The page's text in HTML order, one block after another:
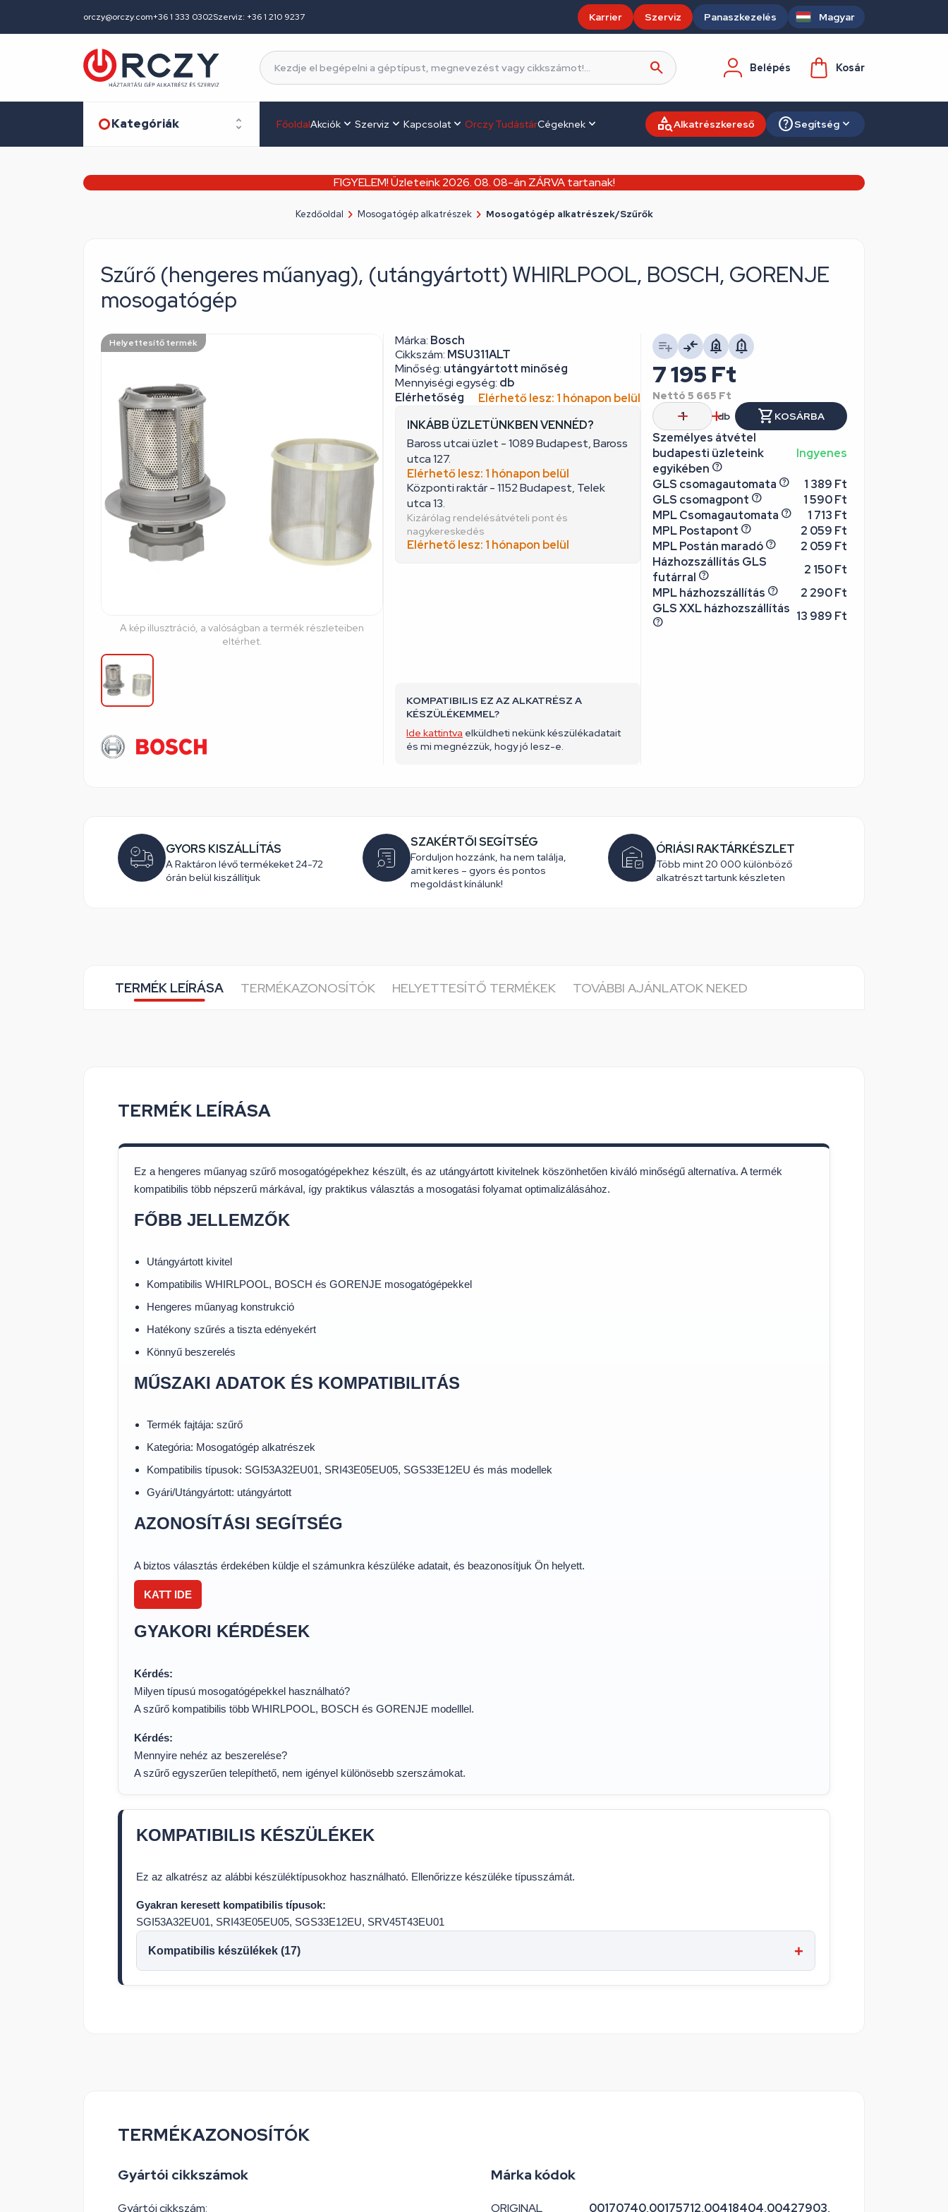
orczy@orczy.com+36 1 333 0302Szerviz: +36 1 210 9237 Karrier Szerviz Panaszkezelés Magyar
Belépés Kosár
Kategóriák FőoldalAkciók Szerviz Kapcsolat Orczy TudástárCégeknek Alkatrészkereső Segítség
FIGYELEM! Üzleteink 2026. 08. 08-án ZÁRVA tartanak!
Kezdőoldal Mosogatógép alkatrészek Mosogatógép alkatrészek/Szűrők
Szűrő (hengeres műanyag), (utángyártott) WHIRLPOOL, BOSCH, GORENJE
mosogatógép
A kép illusztráció, a valóságban a termék részleteiben
eltérhet.
Helyettesítő termék Márka: Bosch
Cikkszám: MSU311ALT
Minőség: utángyártott minőség
Mennyiségi egység: db
Elérhetőség
Elérhető lesz: 1 hónapon belül
INKÁBB ÜZLETÜNKBEN VENNÉD?
Baross utcai üzlet - 1089 Budapest, Baross
utca 127.
Elérhető lesz: 1 hónapon belül
Központi raktár - 1152 Budapest, Telek
utca 13.
Kizárólag rendelésátvételi pont és
nagykereskedés
Elérhető lesz: 1 hónapon belül
KOMPATIBILIS EZ AZ ALKATRÉSZ A
KÉSZÜLÉKEMMEL?
Ide kattintva elküldheti nekünk készülékadatait
és mi megnézzük, hogy jó lesz-e.
7 195 Ft
Nettó 5 665 Ft
db
KOSÁRBA
Személyes átvétel
budapesti üzleteink
egyikében
Ingyenes
GLS csomagautomata
1 389 Ft
GLS csomagpont
1 590 Ft
MPL Csomagautomata
1 713 Ft
MPL Postapont
2 059 Ft
MPL Postán maradó
2 059 Ft
Házhozszállítás GLS
futárral
2 150 Ft
MPL házhozszállítás
2 290 Ft
GLS XXL házhozszállítás
13 989 Ft
GYORS KISZÁLLÍTÁS
A Raktáron lévő termékeket 24-72
órán belül kiszállítjuk
SZAKÉRTŐI SEGÍTSÉG
Forduljon hozzánk, ha nem találja,
amit keres – gyors és pontos
megoldást kínálunk!
ÓRIÁSI RAKTÁRKÉSZLET
Több mint 20 000 különböző
alkatrészt tartunk készleten
TERMÉK LEÍRÁSA TERMÉKAZONOSÍTÓK HELYETTESÍTŐ TERMÉKEK TOVÁBBI AJÁNLATOK NEKED
TERMÉK LEÍRÁSA
Ez a hengeres műanyag szűrő mosogatógépekhez készült, és az utángyártott kivitelnek köszönhetően kiváló minőségű alternatíva. A termék
kompatibilis több népszerű márkával, így praktikus választás a mosogatási folyamat optimalizálásához.
FŐBB JELLEMZŐK
Utángyártott kivitel
Kompatibilis WHIRLPOOL, BOSCH és GORENJE mosogatógépekkel
Hengeres műanyag konstrukció
Hatékony szűrés a tiszta edényekért
Könnyű beszerelés
MŰSZAKI ADATOK ÉS KOMPATIBILITÁS
Termék fajtája: szűrő
Kategória: Mosogatógép alkatrészek
Kompatibilis típusok: SGI53A32EU01, SRI43E05EU05, SGS33E12EU és más modellek
Gyári/Utángyártott: utángyártott
AZONOSÍTÁSI SEGÍTSÉG
A biztos választás érdekében küldje el számunkra készüléke adatait, és beazonosítjuk Ön helyett.
KATT IDE
GYAKORI KÉRDÉSEK
Kérdés:
Milyen típusú mosogatógépekkel használható?
A szűrő kompatibilis több WHIRLPOOL, BOSCH és GORENJE modelllel.
Kérdés:
Mennyire nehéz az beszerelése?
A szűrő egyszerűen telepíthető, nem igényel különösebb szerszámokat.
KOMPATIBILIS KÉSZÜLÉKEK
Ez az alkatrész az alábbi készüléktípusokhoz használható. Ellenőrizze készüléke típusszámát.
Gyakran keresett kompatibilis típusok:
SGI53A32EU01, SRI43E05EU05, SGS33E12EU, SRV45T43EU01
Kompatibilis készülékek (17)
TERMÉKAZONOSÍTÓK
Gyártói cikkszámok
Gyártói cikkszám:
Márka kódok
ORIGINAL 00170740,00175712,00418404,00427903,